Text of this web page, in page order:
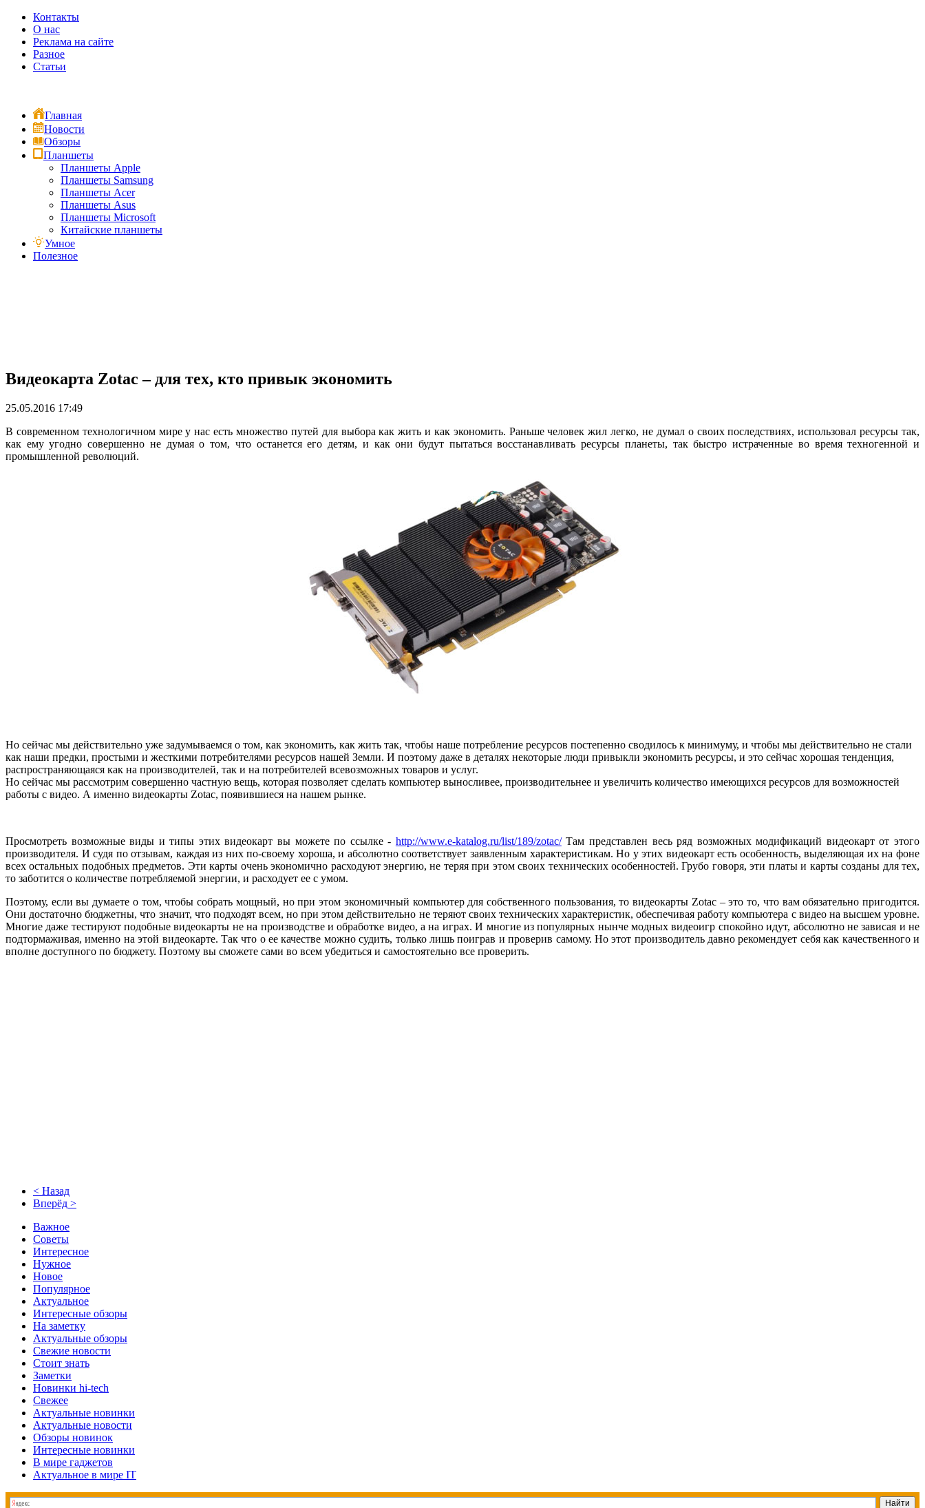
Контакты
О нас
Реклама на сайте
Разное
Статьи
Главная
Новости
Обзоры
Планшеты
Планшеты Apple
Планшеты Samsung
Планшеты Acer
Планшеты Asus
Планшеты Microsoft
Китайские планшеты
Умное
Полезное
Видеокарта Zotас – для тех, кто привык экономить
25.05.2016 17:49
В современном технологичном мире у нас есть множество путей для выбора как жить и как экономить. Раньше человек жил легко, не думал о своих последствиях, использовал ресурсы так,
как ему угодно совершенно не думая о том, что останется его детям, и как они будут пытаться восстанавливать ресурсы планеты, так быстро истраченные во время техногенной и
промышленной революций.
Но сейчас мы действительно уже задумываемся о том, как экономить, как жить так, чтобы наше потребление ресурсов постепенно сводилось к минимуму, и чтобы мы действительно не стали
как наши предки, простыми и жесткими потребителями ресурсов нашей Земли. И поэтому даже в деталях некоторые люди привыкли экономить ресурсы, и это сейчас хорошая тенденция,
распространяющаяся как на производителей, так и на потребителей всевозможных товаров и услуг.
Но сейчас мы рассмотрим совершенно частную вещь, которая позволяет сделать компьютер выносливее, производительнее и увеличить количество имеющихся ресурсов для возможностей
работы с видео. А именно видеокарты Zotac, появившиеся на нашем рынке.
Просмотреть возможные виды и типы этих видеокарт вы можете по ссылке - http://www.e-katalog.ru/list/189/zotac/Там представлен весь ряд возможных модификаций видеокарт от этого
производителя. И судя по отзывам, каждая из них по-своему хороша, и абсолютно соответствует заявленным характеристикам. Но у этих видеокарт есть особенность, выделяющая их на фоне
всех остальных подобных предметов. Эти карты очень экономично расходуют энергию, не теряя при этом своих технических особенностей. Грубо говоря, эти платы и карты созданы для тех,
то заботится о количестве потребляемой энергии, и расходует ее с умом.
Поэтому, если вы думаете о том, чтобы собрать мощный, но при этом экономичный компьютер для собственного пользования, то видеокарты Zotac – это то, что вам обязательно пригодится.
Они достаточно бюджетны, что значит, что подходят всем, но при этом действительно не теряют своих технических характеристик, обеспечивая работу компьютера с видео на высшем уровне.
Многие даже тестируют подобные видеокарты не на производстве и обработке видео, а на играх. И многие из популярных нынче модных видеоигр спокойно идут, абсолютно не зависая и не
подтормаживая, именно на этой видеокарте. Так что о ее качестве можно судить, только лишь поиграв и проверив самому. Но этот производитель давно рекомендует себя как качественного и
вполне доступного по бюджету. Поэтому вы сможете сами во всем убедиться и самостоятельно все проверить.
< Назад
Вперёд >
Важное
Советы
Интересное
Нужное
Новое
Популярное
Актуальное
Интересные обзоры
На заметку
Актуальные обзоры
Свежие новости
Стоит знать
Заметки
Новинки hi-tech
Свежее
Актуальные новинки
Актуальные новости
Обзоры новинок
Интересные новинки
В мире гаджетов
Актуальное в мире IT